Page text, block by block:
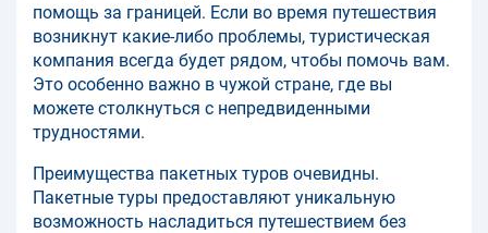
помощь за границей. Если во время путешествия
возникнут какие-либо проблемы, туристическая
компания всегда будет рядом, чтобы помочь вам.
Это особенно важно в чужой стране, где вы
можете столкнуться с непредвиденными
трудностями.
Преимущества пакетных туров очевидны.
Пакетные туры предоставляют уникальную
возможность насладиться путешествием без